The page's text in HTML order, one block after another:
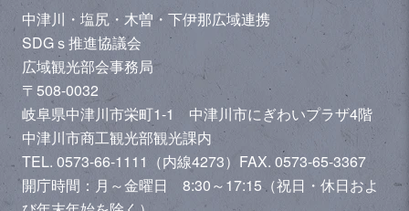
中津川・塩尻・木曽・下伊那広域連携
SDGｓ推進協議会
広域観光部会事務局
〒508-0032
岐阜県中津川市栄町1-1 中津川市にぎわいプラザ4階
中津川市商工観光部観光課内
TEL. 0573-66-1111（内線4273） FAX. 0573-65-3367
開庁時間：月～金曜日 8:30～17:15（祝日・休日およ